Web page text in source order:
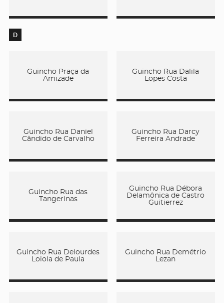
D
Guincho Praça da
Amizade
Guincho Rua Dalila
Lopes Costa
Guincho Rua Daniel
Cândido de Carvalho
Guincho Rua Darcy
Ferreira Andrade
Guincho Rua das
Tangerinas
Guincho Rua Débora
Delamônica de Castro
Guitierrez
Guincho Rua Delourdes
Loiola de Paula
Guincho Rua Demétrio
Lezan